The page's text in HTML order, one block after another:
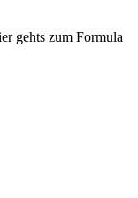
gehts zum Formula